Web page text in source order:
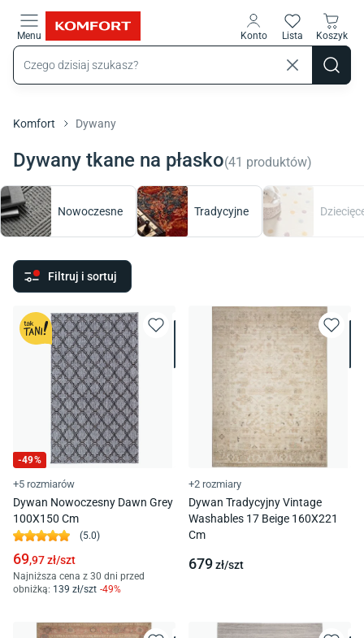
Menu Konto Lista Koszyk
Komfort Dywany
Dywany tkane na płasko(41 produktów)
Nowoczesne Tradycyjne
Filtruj i sortuj
-49%
+5 rozmiarów
Dywan Nowoczesny Dawn Grey
100X150 Cm
(5.0)
69,97zł/szt
Najniższa cena z 30 dni przed
obniżką: 139 zł/szt -49%
+2 rozmiary
Dywan Tradycyjny Vintage
Washables 17 Beige 160X221
Cm
679zł/szt